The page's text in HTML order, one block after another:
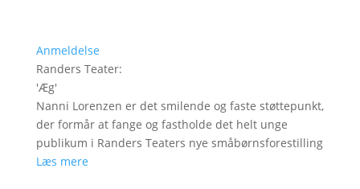
Anmeldelse
Randers Teater:
'Æg'
Nanni Lorenzen er det smilende og faste støttepunkt,
der formår at fange og fastholde det helt unge
publikum i Randers Teaters nye småbørnsforestilling
Læs mere